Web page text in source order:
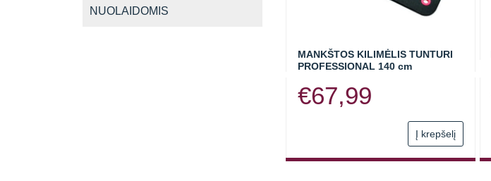
NUOLAIDOMIS
MANKŠTOS KILIMĖLIS TUNTURI
PROFESSIONAL 140 cm
€67,99
Į krepšelį